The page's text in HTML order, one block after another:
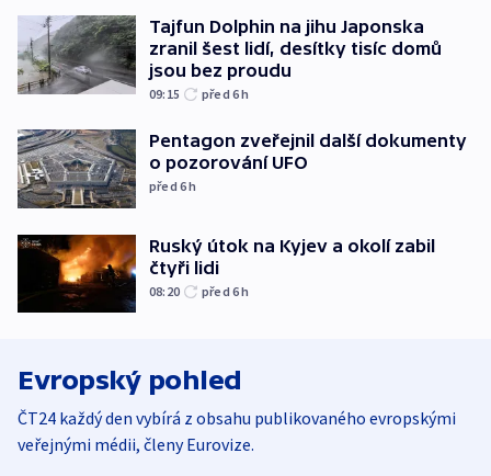
Tajfun Dolphin na jihu Japonska
zranil šest lidí, desítky tisíc domů
jsou bez proudu
09:15 před 6h
Pentagon zveřejnil další dokumenty
o pozorování UFO
před 6h
Ruský útok na Kyjev a okolí zabil
čtyři lidi
08:20 před 6h
Evropský pohled
ČT24 každý den vybírá z obsahu publikovaného evropskými
veřejnými médii, členy Eurovize.